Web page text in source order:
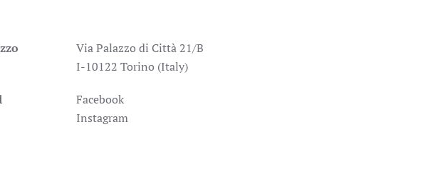
Via Palazzo di Città 21/B
I-10122 Torino (Italy)
Facebook
Instagram